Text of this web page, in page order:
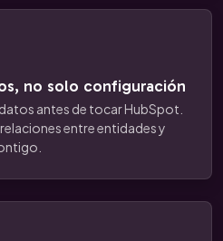
no solo configuración
antes de tocar HubSpot.
entre entidades y